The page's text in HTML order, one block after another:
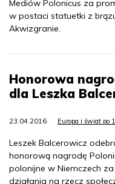
Mediów Polonicus za
w postaci statuetki z
Akwizgranie.
Honorowa
dla Leszka
23.04.2016 Europa i świat po
Leszek Balcerowicz
honorową nagrodę
polonijne w Niemczech
działania na rzecz